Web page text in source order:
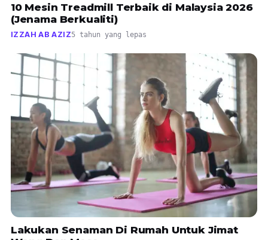
10 Mesin Treadmill Terbaik di Malaysia 2026
(Jenama Berkualiti)
IZZAH AB AZIZ5 tahun yang lepas
Lakukan Senaman Di Rumah Untuk Jimat